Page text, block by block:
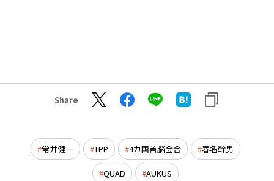
Share
常井健一 TPP 4カ国首脳会合 春名幹男
QUAD AUKUS